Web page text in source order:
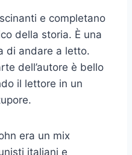
e completano
della storia. È una
di andare a letto.
dell’autore è bello
il lettore in un
era un mix
italiani e